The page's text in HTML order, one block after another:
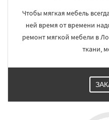
Чтобы мягкая мебель
ней время от времени
ремонт мягкой мебели в
ткани,